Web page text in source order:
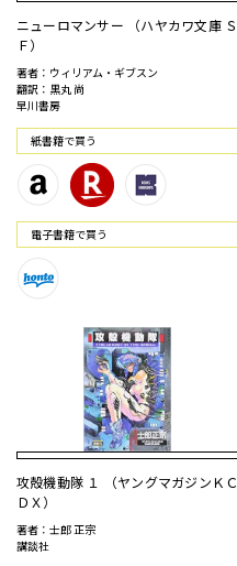
ニューロマンサー （ハヤカワ文庫 Ｓ
Ｆ）
著者：ウィリアム・ギブスン
翻訳：黒丸 尚
早川書房
紙書籍で買う
電⼦書籍で買う
攻殻機動隊 １ （ヤングマガジンＫＣ
ＤＸ）
著者：士郎 正宗
講談社